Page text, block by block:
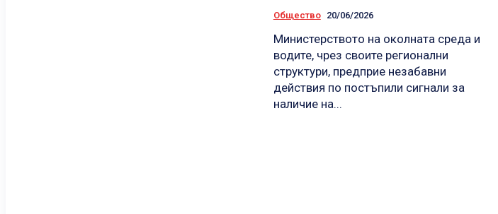
Общество 20/06/2026
Министерството на околната среда и
водите, чрез своите регионални
структури, предприе незабавни
действия по постъпили сигнали за
наличие на...